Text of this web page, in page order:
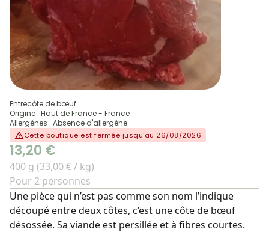
Entrecôte de bœuf
Origine : Haut de France - France
Allergènes : Absence d'allergène
Cette boutique est fermée jusqu'au 26/08/2026
13,20 €
400 g (33,00 € / kg)
Pour 2 personnes
Une pièce qui n’est pas comme son nom l’indique
découpé entre deux côtes, c’est une côte de bœuf
désossée. Sa viande est persillée et à fibres courtes.